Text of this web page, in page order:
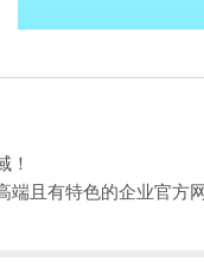
！
且有特色的企业官方